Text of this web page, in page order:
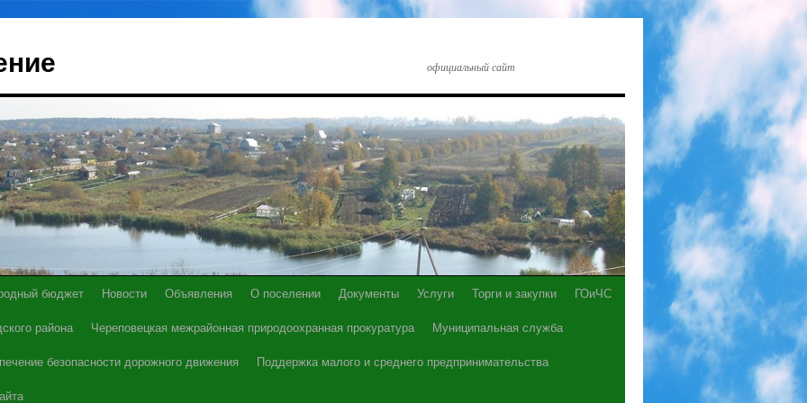
официальный сайт
бюджет Новости Объявления О поселении Документы Услуги Торги и закупки
ГОиЧС
района Череповецкая межрайонная природоохранная прокуратура
Муниципальная служба
безопасности дорожного движения
Поддержка малого и среднего предпринимательства